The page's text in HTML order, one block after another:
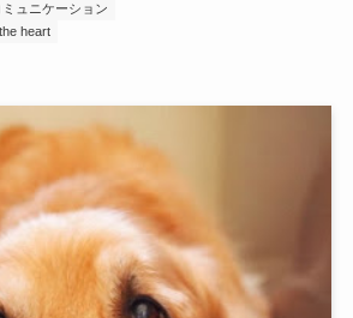
ュニケーション
heart